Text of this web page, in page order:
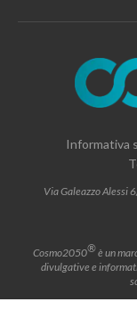
Informativa
Via Galeazzo Alessi
Cosmo2050®è un
divulgative e